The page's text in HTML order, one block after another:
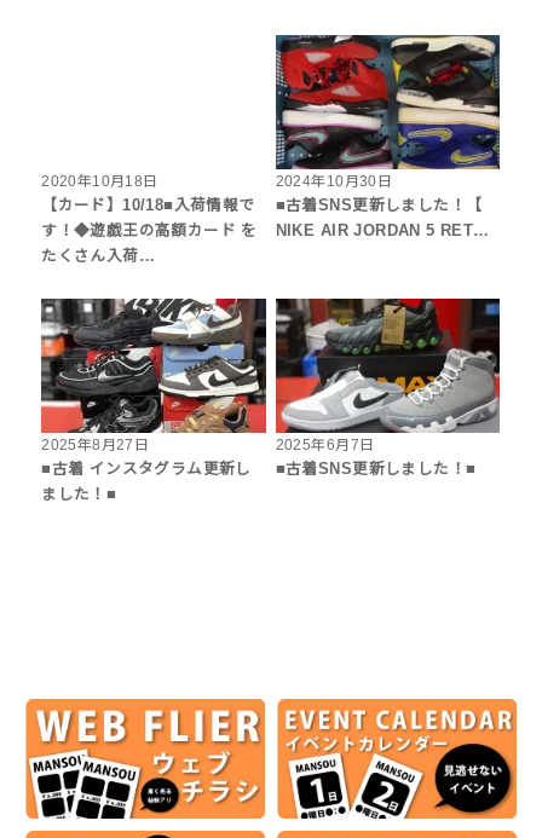
2020年10月18日
【カード】10/18■入荷情報で
す！◆遊戯王の高額カード を
たくさん入荷…
2024年10月30日
■古着SNS更新しました！【
NIKE AIR JORDAN 5 RET…
2025年8月27日
■古着 インスタグラム更新し
ました！■
2025年6月7日
■古着SNS更新しました！■